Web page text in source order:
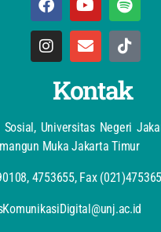
Kontak
Universitas Negeri
Muka Jakarta Timur
4753655, Fax